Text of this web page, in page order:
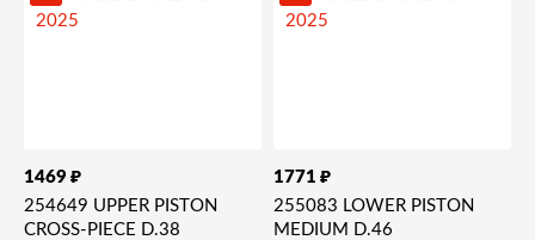
1469 ₽
254649 UPPER PISTON
CROSS-PIECE D.38
1771 ₽
255083 LOWER PISTON
MEDIUM D.46